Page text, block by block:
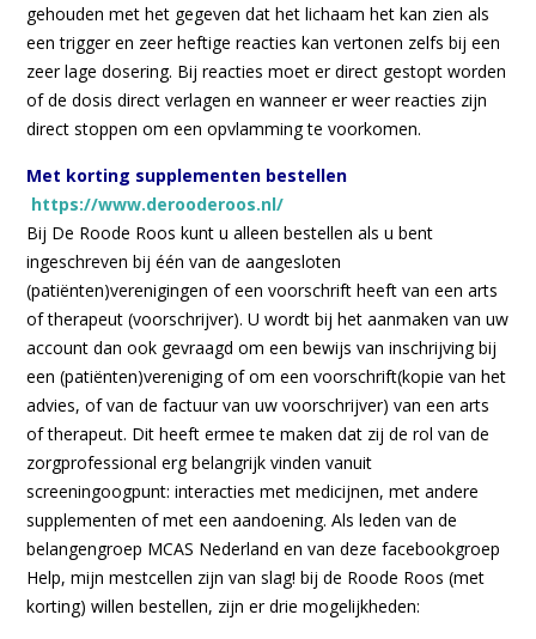
gehouden met het gegeven dat het lichaam het kan zien als
een trigger en zeer heftige reacties kan vertonen zelfs bij een
zeer lage dosering. Bij reacties moet er direct gestopt worden
of de dosis direct verlagen en wanneer er weer reacties zijn
direct stoppen om een opvlamming te voorkomen.
Met korting supplementen bestellen
https://www.derooderoos.nl/
Bij De Roode Roos kunt u alleen bestellen als u bent
ingeschreven bij één van de aangesloten
(patiënten)verenigingen of een voorschrift heeft van een arts
of therapeut (voorschrijver). U wordt bij het aanmaken van uw
account dan ook gevraagd om een bewijs van inschrijving bij
een (patiënten)vereniging of om een voorschrift(kopie van het
advies, of van de factuur van uw voorschrijver) van een arts
of therapeut. Dit heeft ermee te maken dat zij de rol van de
zorgprofessional erg belangrijk vinden vanuit
screeningoogpunt: interacties met medicijnen, met andere
supplementen of met een aandoening. Als leden van de
belangengroep MCAS Nederland en van deze facebookgroep
Help, mijn mestcellen zijn van slag! bij de Roode Roos (met
korting) willen bestellen, zijn er drie mogelijkheden: